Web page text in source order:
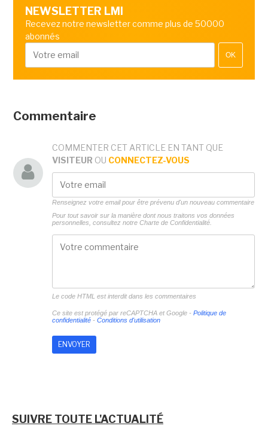
NEWSLETTER LMI
Recevez notre newsletter comme plus de 50000
abonnés
OK
Commentaire
COMMENTER CET ARTICLE EN TANT QUE
VISITEUR OU CONNECTEZ-VOUS
Renseignez votre email pour être prévenu d'un nouveau commentaire
Pour tout savoir sur la manière dont nous traitons vos données
personnelles, consultez notre Charte de Confidentialité.
Le code HTML est interdit dans les commentaires
Ce site est protégé par reCAPTCHA et Google - Politique de
confidentialité- Conditions d'utilisation
SUIVRE TOUTE L'ACTUALITÉ